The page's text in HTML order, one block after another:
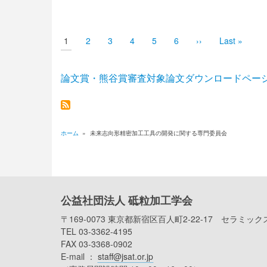
送
り
カ
レ
ペ
ー
1 Page
2 Page
3 Page
4 Page
5 Page
6 次
›› 最
ジ
Last »
論文賞・熊谷賞審査対象論文ダウンロードペー
く
ず
ホーム » 未来志向形精密加工工具の開発に関する専門委員会
公益社団法人 砥粒加工学会
〒169-0073 東京都新宿区百人町2-22-17 セラミック
TEL 03-3362-4195
FAX 03-3368-0902
E-mail ： staff@jsat.or.jp